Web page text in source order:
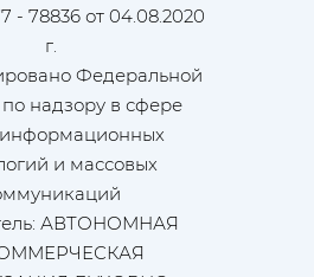
78836 от 04.08.2020
г.
Федеральной
надзору в сфере
информационных
и массовых
АВТОНОМНАЯ